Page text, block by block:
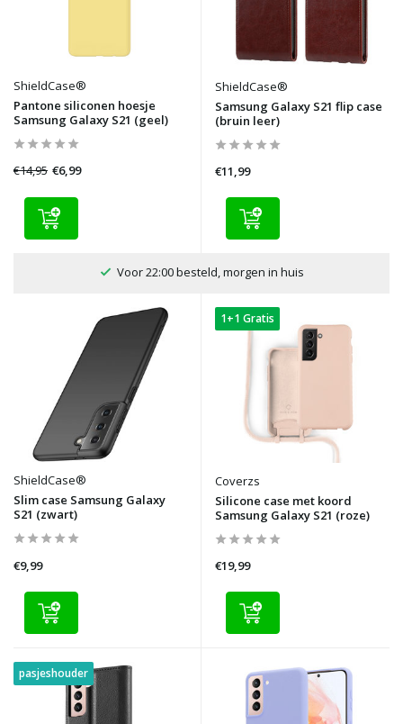
ShieldCase®
Pantone siliconen hoesje
Samsung Galaxy S21 (geel)
€14,95 €6,99
ShieldCase®
Samsung Galaxy S21 flip case
(bruin leer)
€11,99
100 dagen bedenktijd
ShieldCase®
Slim case Samsung Galaxy
S21 (zwart)
€9,99
1+1 Gratis
Coverzs
Silicone case met koord
Samsung Galaxy S21 (roze)
€19,99
pasjeshouder